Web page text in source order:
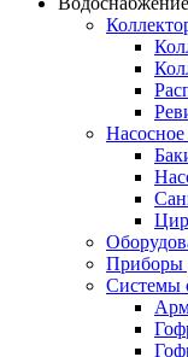
Насосное
Приборы
Системы